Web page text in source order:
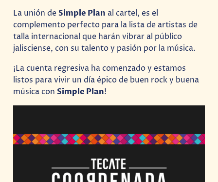
La unión deSimple Plan al cartel, es el
complemento perfecto para la lista de artistas de
talla internacional que harán vibrar al público
jalisciense, con su talento y pasión por la música.
¡La cuenta regresiva ha comenzado y estamos
listos para vivir un día épico de buen rock y buena
música conSimple Plan!